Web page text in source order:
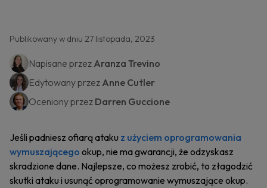
Publikowany w dniu 27 listopada, 2023
Napisane przez Aranza Trevino
Edytowany przez Anne Cutler
Oceniony przez Darren Guccione
Jeśli padniesz ofiarą ataku z użyciem oprogramowania
wymuszającego okup, nie ma gwarancji, że odzyskasz
skradzione dane. Najlepsze, co możesz zrobić, to złagodzić
skutki ataku i usunąć oprogramowanie wymuszające okup.